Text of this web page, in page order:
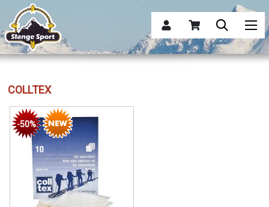
COLLTEX
-50%